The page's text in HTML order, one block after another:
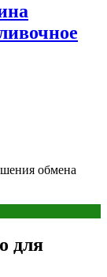
обмена
для